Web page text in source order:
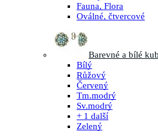
Fauna, Flora
Oválné, čtvercové
Barevné a bílé
Bílý
Růžový
Červený
Tm.modrý
Sv.modrý
+ 1 další
Zelený